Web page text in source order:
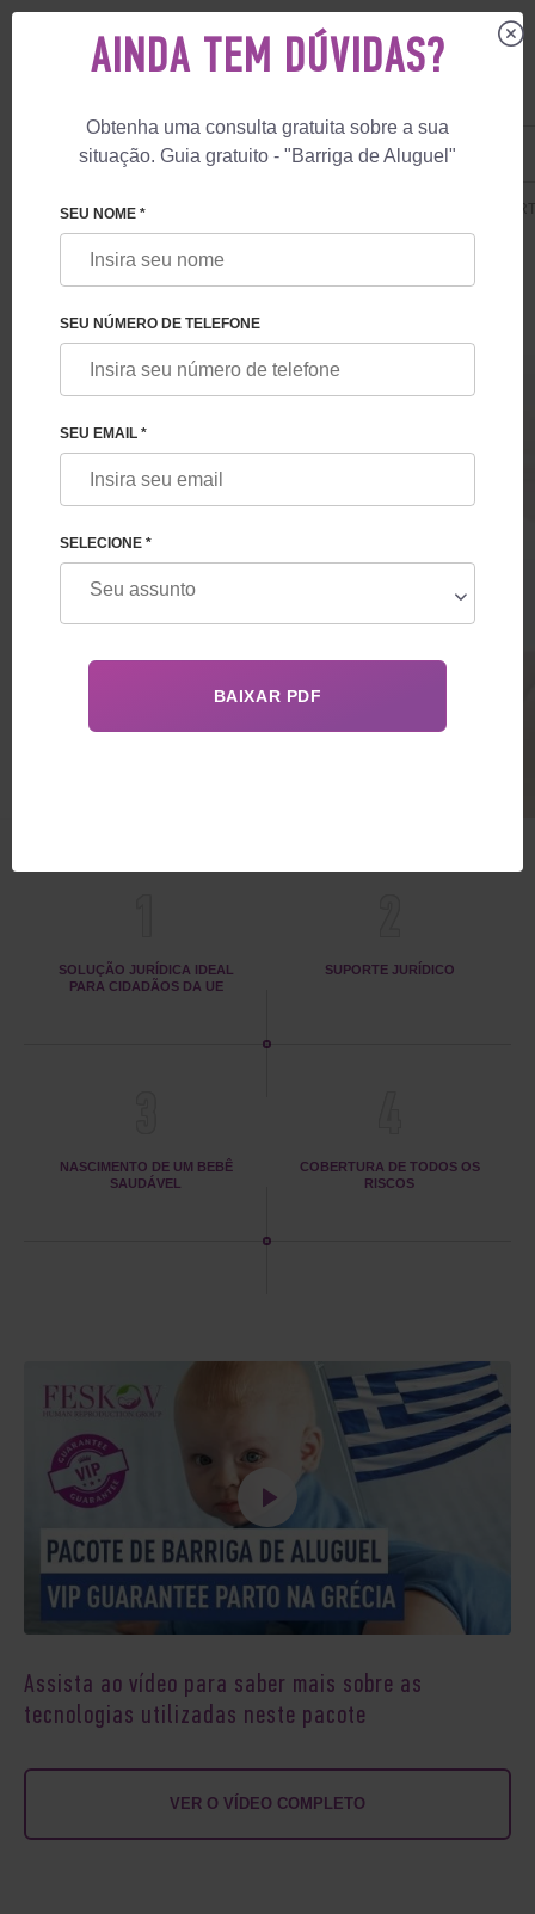
+1 844 892 78 00 UK+44 800 069 86 90
PREÇOS GUARANTEE
GUARANTEE PARTO NA GRÉCIA
Parto garantido na Grécia. Obtenção
legal de uma certidão de nascimento
europeia com os nomes de pais
85 000€
SOLUÇÃO JURÍDICA IDEAL
PARA CIDADÃOS DA UE
SUPORTE JURÍDICO
NASCIMENTO DE UM BEBÊ
SAUDÁVEL
COBERTURA DE TODOS OS
RISCOS
Assista ao vídeo para saber mais sobre as
tecnologias utilizadas neste pacote
VER O VÍDEO COMPLETO
AINDA TEM DÚVIDAS?
Obtenha uma consulta gratuita sobre a sua
situação. Guia gratuito - "Barriga de Aluguel"
SEU NOME *
SEU NÚMERO DE TELEFONE
SEU EMAIL *
SELECIONE *